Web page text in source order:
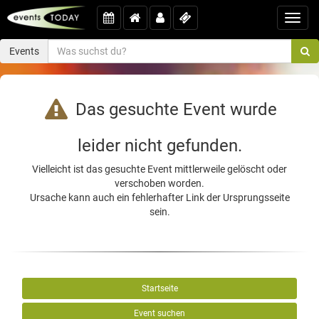
Events
Das gesuchte Event wurde
leider nicht gefunden.
Vielleicht ist das gesuchte Event mittlerweile gelöscht oder
verschoben worden.
Ursache kann auch ein fehlerhafter Link der Ursprungsseite
sein.
Startseite
Event suchen